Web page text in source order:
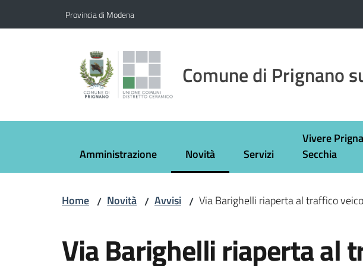
Provincia di Modena
Comune di Prignano
Amministrazione Novità
Menu selezionato
Servizi
Vivere
Secchia
Home / Novità / Avvisi / Via Barighelli riaperta al traffico
Via Barighelli riaperta al